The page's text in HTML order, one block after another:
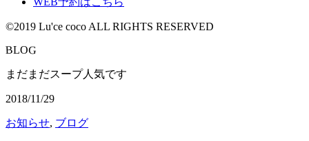
©2019 Lu'ce coco ALL RIGHTS RESERVED
BLOG
まだまだスープ人気です
2018/11/29
お知らせ, ブログ